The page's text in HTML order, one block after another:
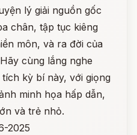
lý giải nguồn gốc
chân, tập tục kiêng
môn, và ra đời của
cùng lắng nghe
kỳ bí này, với giọng
minh họa hấp dẫn,
và trẻ nhỏ.
2025